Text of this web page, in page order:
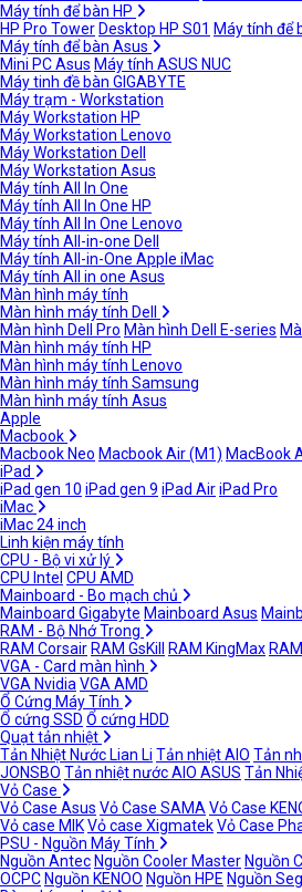
Máy tính để bàn HP
HP Pro Tower Desktop HP S01 Máy tính để
Máy tính để bàn Asus
Mini PC Asus Máy tính ASUS NUC
Máy tinh đề bàn GIGABYTE
Máy trạm - Workstation
Máy Workstation HP
Máy Workstation Lenovo
Máy Workstation Dell
Máy Workstation Asus
Máy tính All In One
Máy tính All In One HP
Máy tính All In One Lenovo
Máy tính All-in-one Dell
Máy tính All-in-One Apple iMac
Máy tính All in one Asus
Màn hình máy tính
Màn hình máy tính Dell
Màn hình Dell Pro Màn hình Dell E-series
Màn hình máy tính HP
Màn hình máy tính Lenovo
Màn hình máy tính Samsung
Màn hình máy tính Asus
Apple
Macbook
Macbook Neo Macbook Air (M1) MacBook
iPad
iPad gen 10 iPad gen 9 iPad AiriPad Pro
iMac
iMac 24 inch
Linh kiện máy tính
CPU - Bộ vi xử lý
CPU Intel CPU AMD
Mainboard - Bo mạch chủ
Mainboard Gigabyte Mainboard Asus
RAM - Bộ Nhớ Trong
RAM Corsair RAM GsKill RAM KingMax
VGA - Card màn hình
VGA Nvidia VGA AMD
Ổ Cứng Máy Tính
Ổ cứng SSD Ổ cứng HDD
Quạt tản nhiệt
Tản Nhiệt Nước Lian Li Tản nhiệt AIO Tản
JONSBO Tản nhiệt nước AIO ASUS Tản
Vỏ Case
Vỏ Case Asus Vỏ Case SAMA Vỏ Case
Vỏ case MIKVỏ case XigmatekVỏ Case
PSU - Nguồn Máy Tính
Nguồn Antec Nguồn Cooler Master Nguồn
OCPC Nguồn KENOO Nguồn HPE Nguồn